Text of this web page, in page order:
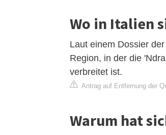
Wo in Italien
Laut einem Dossier
Region, in der die
verbreitet ist.
Antrag auf Entfernung der
Warum hat